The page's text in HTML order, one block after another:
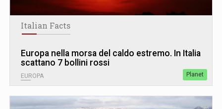
Italian Facts
Europa nella morsa del caldo estremo. In Italia
scattano 7 bollini rossi
EUROPA Planet